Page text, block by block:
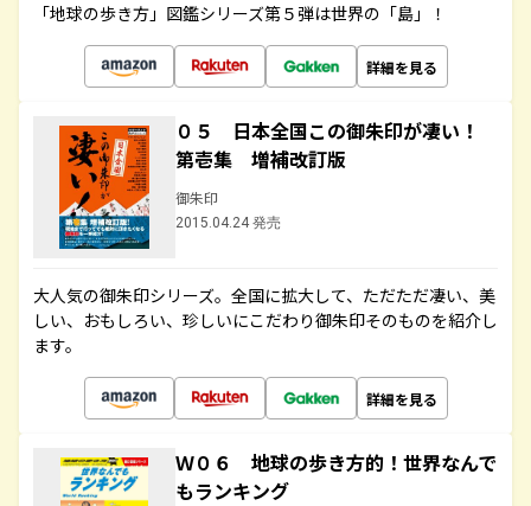
「地球の歩き方」図鑑シリーズ第５弾は世界の「島」！
詳細を見る
０５ 日本全国この御朱印が凄い！
第壱集 増補改訂版
御朱印
2015.04.24 発売
大人気の御朱印シリーズ。全国に拡大して、ただただ凄い、美
しい、おもしろい、珍しいにこだわり御朱印そのものを紹介し
ます。
詳細を見る
Ｗ０６ 地球の歩き方的！世界なんで
もランキング